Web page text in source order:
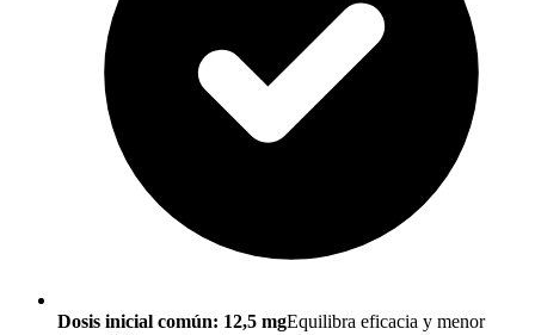
Dosis inicial común: 12,5 mgEquilibra eficacia y menor